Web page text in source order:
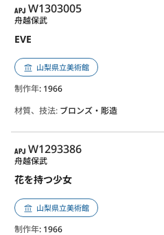
APJ
W1303005
EVE
舟越保武
山梨県立美術館
制作年: 1966
材質、技法: ブロンズ・彫造
APJ
W1293386
花を持つ少女
舟越保武
山梨県立美術館
制作年: 1966